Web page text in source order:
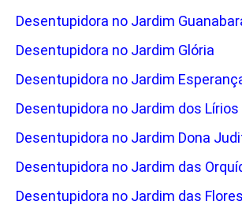
Desentupidora no Jardim
Desentupidora no Jardim Glória
Desentupidora no Jardim
Desentupidora no Jardim dos Lírios
Desentupidora no Jardim Dona
Desentupidora no Jardim das
Desentupidora no Jardim das Flores